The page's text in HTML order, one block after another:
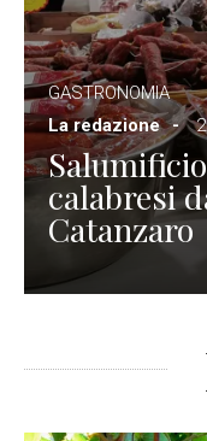
GASTRONOMIA
La redazione
calabresi
Catanzaro